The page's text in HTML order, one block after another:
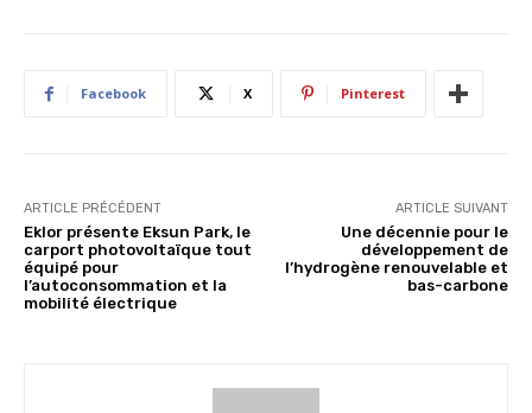
Facebook X Pinterest
ARTICLE PRÉCÉDENT
Eklor présente Eksun Park, le
carport photovoltaïque tout
équipé pour
l’autoconsommation et la
mobilité électrique
ARTICLE SUIVANT
Une décennie pour le
développement de
l’hydrogène renouvelable et
bas-carbone